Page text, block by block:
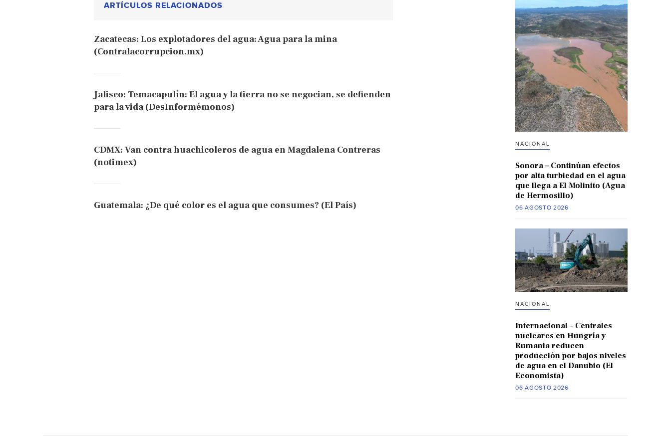
ARTÍCULOS RELACIONADOS
Zacatecas: Los explotadores del agua: Agua para la mina
(Contralacorrupcion.mx)
Jalisco: Temacapulín: El agua y la tierra no se negocian, se defienden
para la vida (DesInformémonos)
CDMX: Van contra huachicoleros de agua en Magdalena Contreras
(notimex)
Guatemala: ¿De qué color es el agua que consumes? (El País)
NACIONAL
Sonora – Continúan efectos
por alta turbiedad en el agua
que llega a El Molinito (Agua
de Hermosillo)
06 AGOSTO 2026
NACIONAL
Internacional – Centrales
nucleares en Hungría y
Rumania reducen
producción por bajos niveles
de agua en el Danubio (El
Economista)
06 AGOSTO 2026